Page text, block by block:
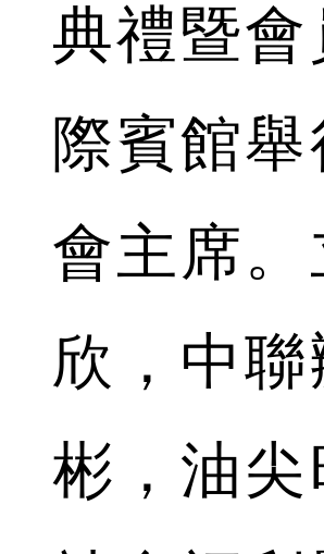
典禮暨
際賓館
會主席
欣，中
彬，油